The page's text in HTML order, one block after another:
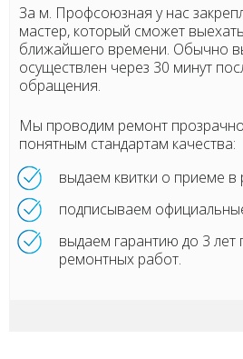
За м. Профсоюзная у нас
мастер, который сможет
ближайшего времени. Обычно
осуществлен через 30 минут
обращения.
Мы проводим ремонт
понятным стандартам качества:
выдаем квитки о приеме в
подписываем
выдаем гарантию до 3 лет
ремонтных работ.